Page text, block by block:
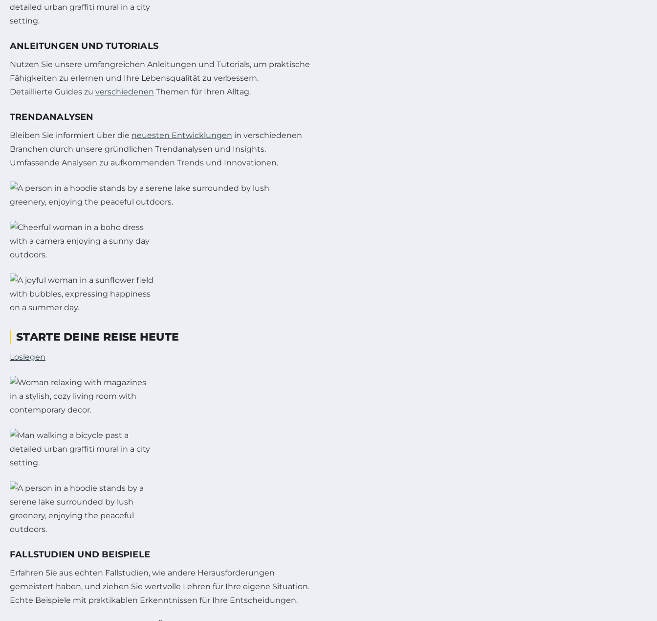
ANLEITUNGEN UND TUTORIALS
Nutzen Sie unsere umfangreichen Anleitungen und Tutorials, um praktische
Fähigkeiten zu erlernen und Ihre Lebensqualität zu verbessern.
Detaillierte Guides zu verschiedenen Themen für Ihren Alltag.
TRENDANALYSEN
Bleiben Sie informiert über die neuesten Entwicklungen in verschiedenen
Branchen durch unsere gründlichen Trendanalysen und Insights.
Umfassende Analysen zu aufkommenden Trends und Innovationen.
STARTE DEINE REISE HEUTE
Loslegen
FALLSTUDIEN UND BEISPIELE
Erfahren Sie aus echten Fallstudien, wie andere Herausforderungen
gemeistert haben, und ziehen Sie wertvolle Lehren für Ihre eigene Situation.
Echte Beispiele mit praktikablen Erkenntnissen für Ihre Entscheidungen.